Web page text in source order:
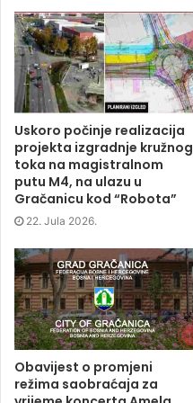
n
F
a
c
e
b
o
o
k
(
O
p
e
n
s
n
n
e
w
w
n
d
o
w
)
n
T
w
i
t
t
e
r
(
O
p
e
n
s
i
n
n
e
w
w
i
d
o
w
)
n
n
k
e
d
I
n
(
O
p
e
n
s
i
n
n
e
n
d
o
w
)
O
p
e
n
s
i
n
n
e
w
w
i
n
d
Uskoro počinje realizacija
projekta izgradnje kružnog
toka na magistralnom
putu M4, na ulazu u
Gračanicu kod “Robota”
22. Jula 2026.
Obavijest o promjeni
režima saobraćaja za